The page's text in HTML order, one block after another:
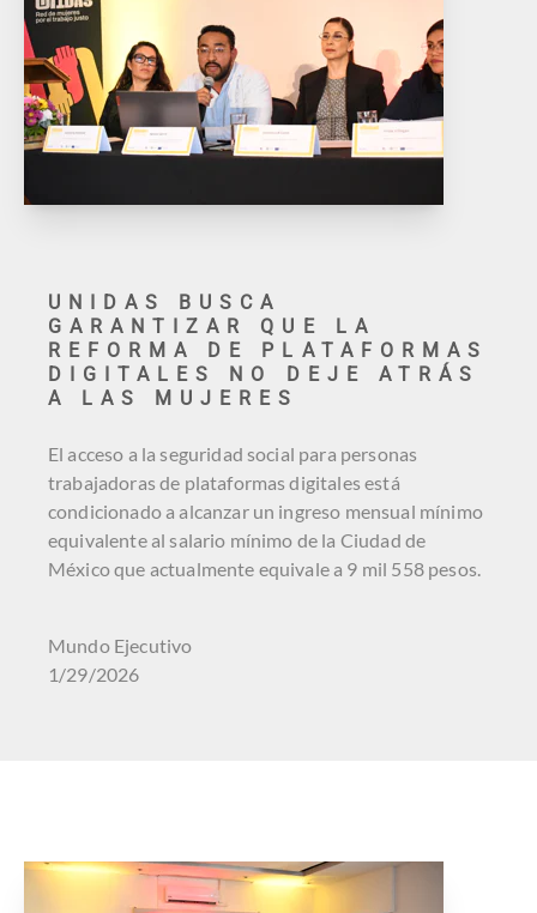
UNIDAS BUSCA
GARANTIZAR QUE LA
REFORMA DE PLATAFORMAS
DIGITALES NO DEJE ATRÁS
A LAS MUJERES
El acceso a la seguridad social para personas
trabajadoras de plataformas digitales está
condicionado a alcanzar un ingreso mensual mínimo
equivalente al salario mínimo de la Ciudad de
México que actualmente equivale a 9 mil 558 pesos.
Mundo Ejecutivo
1/29/2026